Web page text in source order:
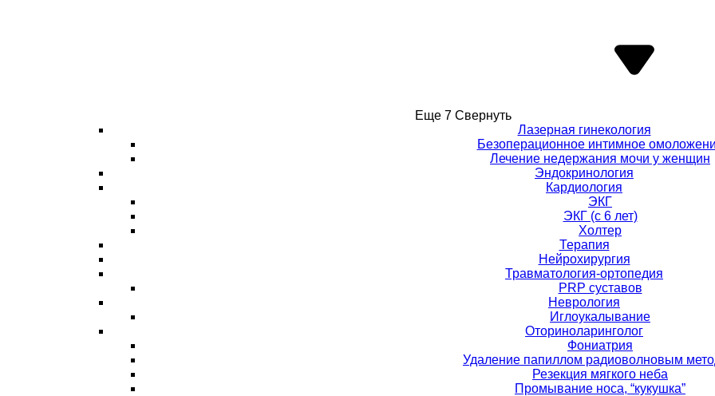
Еще 7 Свернуть
Лазерная гинекология
Безоперационное интимное
Лечение недержания мочи у женщин
Эндокринология
Кардиология
ЭКГ
ЭКГ (с 6 лет)
Холтер
Терапия
Нейрохирургия
Травматология-ортопедия
PRP суставов
Неврология
Иглоукалывание
Оториноларинголог
Фониатрия
Удаление папиллом радиоволновым
Резекция мягкого неба
Промывание носа, “кукушка”